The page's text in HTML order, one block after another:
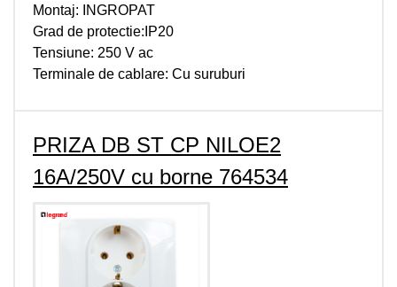
Montaj: INGROPAT
Grad de protectie:IP20
Tensiune: 250 V ac
Terminale de cablare: Cu suruburi
PRIZA DB ST CP NILOE2
16A/250V cu borne 764534